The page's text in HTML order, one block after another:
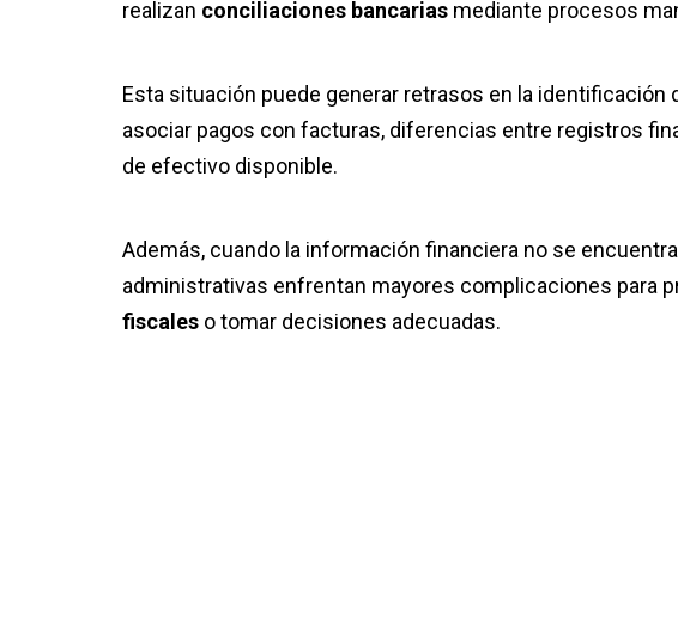
realizan conciliaciones bancarias mediante procesos
Esta situación puede generar retrasos en la identificación
asociar pagos con facturas, diferencias entre registros
de efectivo disponible.
Además, cuando la información financiera no se
administrativas enfrentan mayores complicaciones para
fiscales o tomar decisiones adecuadas.